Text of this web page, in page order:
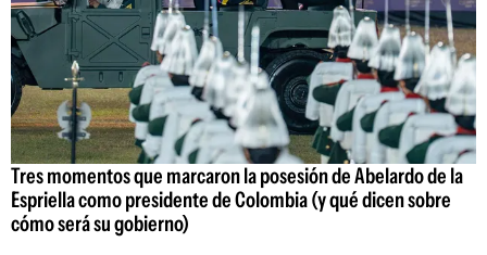
Tres momentos que marcaron la posesión de Abelardo de la
Espriella como presidente de Colombia (y qué dicen sobre
cómo será su gobierno)